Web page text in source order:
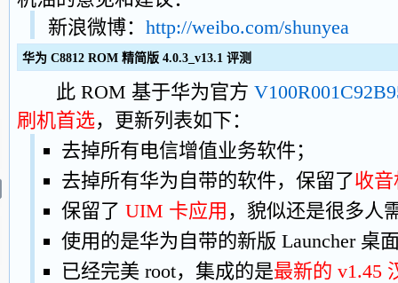
新浪微博： http://weibo.com/shunyea
华为 C8812 ROM 精简版 4.0.3_v13.1 评测
此 ROM 基于华为官方
刷机首选，更新列表如下：
去掉所有电信增值业务软件；
去掉所有华为自带的软件，保留了收
保留了 UIM 卡应用 ，貌似还是很多人
使用的是华为自带的新版 Launcher 桌
已经完美 root，集成的是最新的 v1.45